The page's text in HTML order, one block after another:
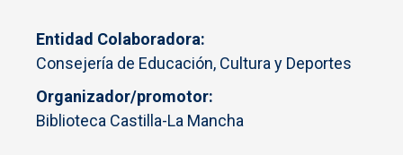
Entidad Colaboradora
Consejería de Educación, Cultura y Deportes
Organizador/promotor
Biblioteca Castilla-La Mancha